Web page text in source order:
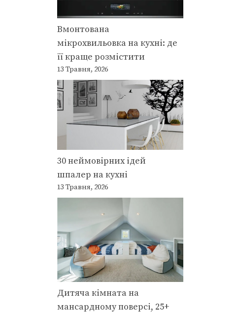
Вмонтована
мікрохвильовка на кухні: де
її краще розмістити
13 Травня, 2026
30 неймовірних ідей
шпалер на кухні
13 Травня, 2026
Дитяча кімната на
мансардному поверсі, 25+